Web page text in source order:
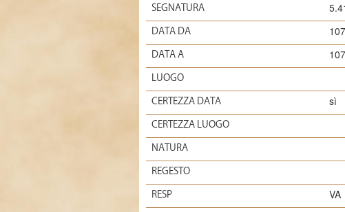
SEGNATURA
DATA DA
DATA A
LUOGO
CERTEZZA DATA sì
CERTEZZA LUOGO
NATURA
REGESTO
RESP VA